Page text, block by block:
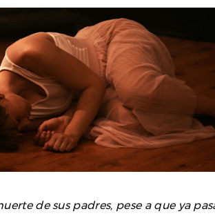
de sus padres, pese a que ya